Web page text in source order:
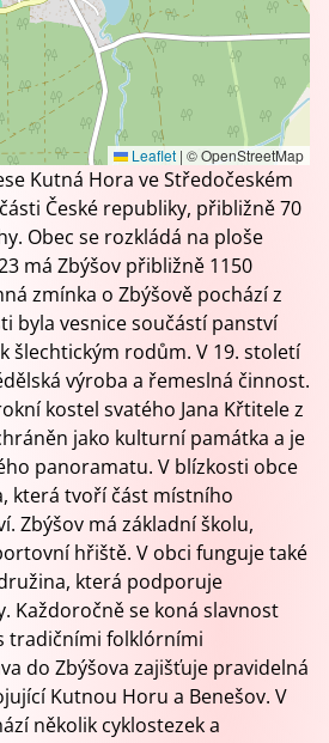
Leaflet | © OpenStreetMap
Kutná Hora ve Středočeském
České republiky, přibližně 70
Obec se rozkládá na ploše
má Zbýšov přibližně 1150
zmínka o Zbýšově pochází z
byla vesnice součástí panství
šlechtickým rodům. V 19. století
výroba a řemeslná činnost.
kostel svatého Jana Křtitele z
jako kulturní památka a je
panoramatu. V blízkosti obce
která tvoří část místního
Zbýšov má základní školu,
hřiště. V obci funguje také
která podporuje
Každoročně se koná slavnost
tradičními folklórními
do Zbýšova zajišťuje pravidelná
Kutnou Horu a Benešov. V
několik cyklostezek a